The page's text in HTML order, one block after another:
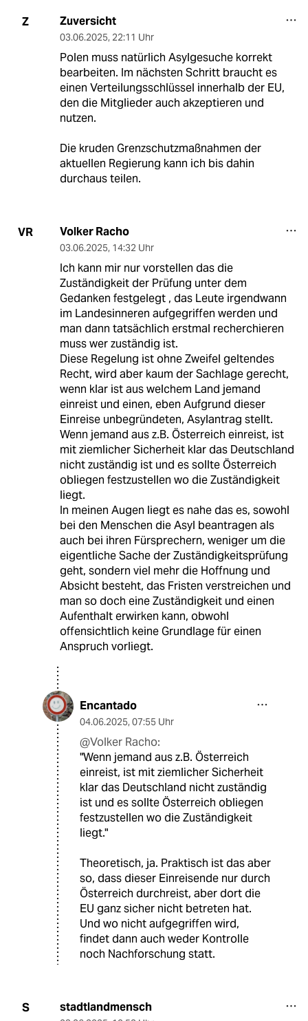
Z Zuversicht
03.06.2025, 22:11 Uhr
Polen muss natürlich Asylgesuche korrekt
bearbeiten. Im nächsten Schritt braucht es
einen Verteilungsschlüssel innerhalb der EU,
den die Mitglieder auch akzeptieren und
nutzen.
Die kruden Grenzschutzmaßnahmen der
aktuellen Regierung kann ich bis dahin
durchaus teilen.
VR Volker Racho
03.06.2025, 14:32 Uhr
Ich kann mir nur vorstellen das die
Zuständigkeit der Prüfung unter dem
Gedanken festgelegt , das Leute irgendwann
im Landesinneren aufgegriffen werden und
man dann tatsächlich erstmal recherchieren
muss wer zuständig ist.
Diese Regelung ist ohne Zweifel geltendes
Recht, wird aber kaum der Sachlage gerecht,
wenn klar ist aus welchem Land jemand
einreist und einen, eben Aufgrund dieser
Einreise unbegründeten, Asylantrag stellt.
Wenn jemand aus z.B. Österreich einreist, ist
mit ziemlicher Sicherheit klar das Deutschland
nicht zuständig ist und es sollte Österreich
obliegen festzustellen wo die Zuständigkeit
liegt.
In meinen Augen liegt es nahe das es, sowohl
bei den Menschen die Asyl beantragen als
auch bei ihren Fürsprechern, weniger um die
eigentliche Sache der Zuständigkeitsprüfung
geht, sondern viel mehr die Hoffnung und
Absicht besteht, das Fristen verstreichen und
man so doch eine Zuständigkeit und einen
Aufenthalt erwirken kann, obwohl
offensichtlich keine Grundlage für einen
Anspruch vorliegt.
Encantado
04.06.2025, 07:55 Uhr
@Volker Racho:
"Wenn jemand aus z.B. Österreich
einreist, ist mit ziemlicher Sicherheit
klar das Deutschland nicht zuständig
ist und es sollte Österreich obliegen
festzustellen wo die Zuständigkeit
liegt."
Theoretisch, ja. Praktisch ist das aber
so, dass dieser Einreisende nur durch
Österreich durchreist, aber dort die
EU ganz sicher nicht betreten hat.
Und wo nicht aufgegriffen wird,
findet dann auch weder Kontrolle
noch Nachforschung statt.
S stadtlandmensch